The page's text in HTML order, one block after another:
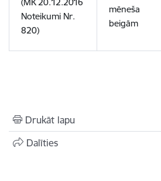
Noteikumi Nr.
820)
mēneša
beigām
Drukāt lapu
Dalīties